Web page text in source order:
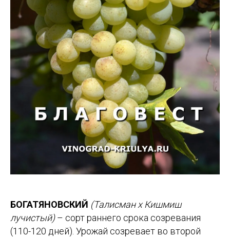
БОГАТЯНОВСКИЙ (Талисман х Кишмиш
лучистый)– сорт раннего срока созревания
(110-120 дней). Урожай созревает во второй